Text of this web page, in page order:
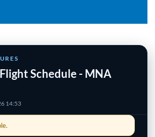
Schedule - MNA
14:53